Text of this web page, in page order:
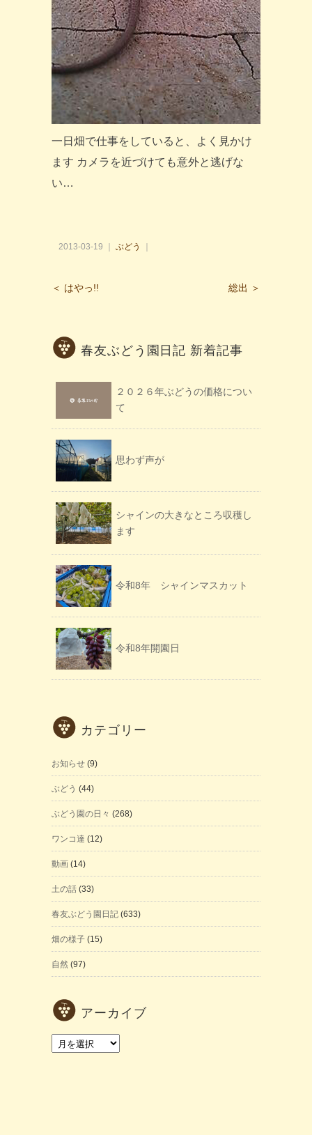
一日畑で仕事をしていると、よく見かけ
ます カメラを近づけても意外と逃げな
い…
2013-03-19 ｜ ぶどう ｜
＜ はやっ!! 総出 ＞
春友ぶどう園日記 新着記事
２０２６年ぶどうの価格につい
て
思わず声が
シャインの大きなところ収穫し
ます
令和8年 シャインマスカット
令和8年開園日
カテゴリー
お知らせ (9)
ぶどう (44)
ぶどう園の日々 (268)
ワンコ達 (12)
動画 (14)
土の話 (33)
春友ぶどう園日記 (633)
畑の様子 (15)
自然 (97)
アーカイブ
ア